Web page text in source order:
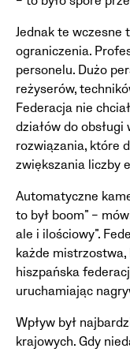
Jednak te wczesne
ograniczenia.
personelu. Dużo
reżyserów,
Federacja nie
działów do
rozwiązania, które
zwiększania liczby
Automatyczne
to był boom” –
ale i ilościowy”.
każde mistrzostwa,
hiszpańska
uruchamiając
Wpływ był
krajowych. Gdy